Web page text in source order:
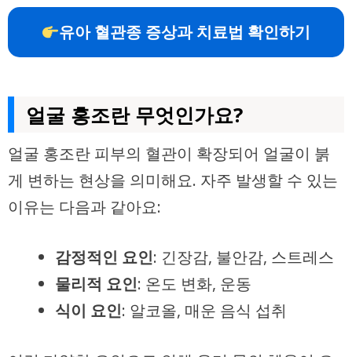
유아 혈관종 증상과 치료법 확인하기
얼굴 홍조란 무엇인가요?
얼굴 홍조란 피부의 혈관이 확장되어 얼굴이 붉
게 변하는 현상을 의미해요. 자주 발생할 수 있는
이유는 다음과 같아요:
감정적인 요인: 긴장감, 불안감, 스트레스
물리적 요인: 온도 변화, 운동
식이 요인: 알코올, 매운 음식 섭취